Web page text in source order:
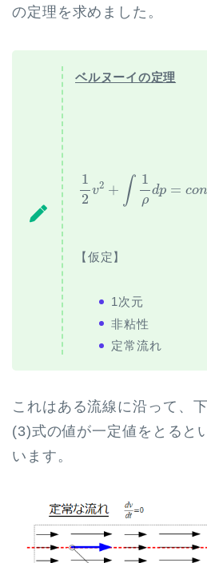
の定理を求めました。
ベルヌーイの定理
1
2
v2 + ∫ 1
ρ
dp = con
+∫ 1
【仮定】
1次元
非粘性
定常流れ
これはある流線に沿って、
(3)式の値が一定値をとると
います。